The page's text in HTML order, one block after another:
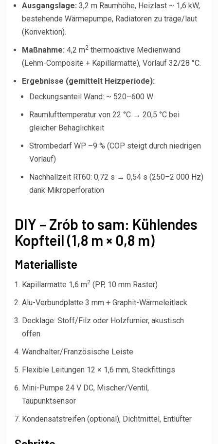
Ausgangslage: 3,2 m Raumhöhe, Heizlast ~ 1,6 kW,
bestehende Wärmepumpe, Radiatoren zu träge/laut
(Konvektion).
Maßnahme: 4,2 m2 thermoaktive Medienwand
(Lehm-Composite + Kapillarmatte), Vorlauf 32/28 °C.
Ergebnisse (gemittelt Heizperiode):
Deckungsanteil Wand: ~ 520–600 W
Raumlufttemperatur von 22 °C → 20,5 °C bei
gleicher Behaglichkeit
Strombedarf WP –9 % (COP steigt durch niedrigen
Vorlauf)
Nachhallzeit RT60: 0,72 s → 0,54 s (250–2 000 Hz)
dank Mikroperforation
DIY – Zrób to sam: Kühlendes
Kopfteil (1,8 m × 0,8 m)
Materialliste
Kapillarmatte 1,6 m2 (PP, 10 mm Raster)
Alu-Verbundplatte 3 mm + Graphit-Wärmeleitlack
Decklage: Stoff/Filz oder Holzfurnier, akustisch
offen
Wandhalter/Französische Leiste
Flexible Leitungen 12 × 1,6 mm, Steckfittings
Mini-Pumpe 24 V DC, Mischer/Ventil,
Taupunktsensor
Kondensatstreifen (optional), Dichtmittel, Entlüfter